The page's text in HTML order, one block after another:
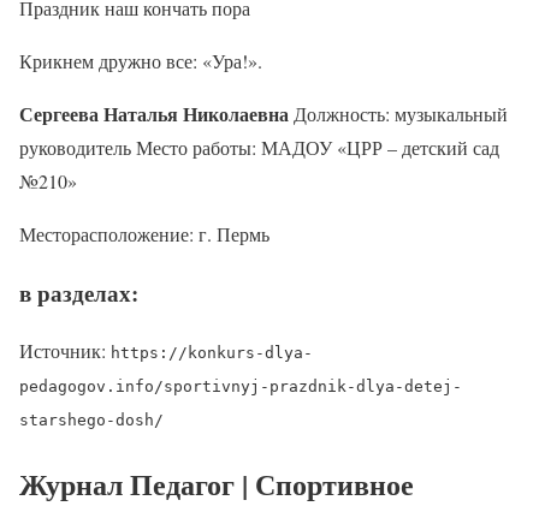
Праздник наш кончать пора
Крикнем дружно все: «Ура!».
Сергеева Наталья Николаевна Должность: музыкальный
руководитель Место работы: МАДОУ «ЦРР – детский сад
№210»
Месторасположение: г. Пермь
в разделах:
Источник: https://konkurs-dlya-
pedagogov.info/sportivnyj-prazdnik-dlya-detej-
starshego-dosh/
Журнал Педагог | Спортивное